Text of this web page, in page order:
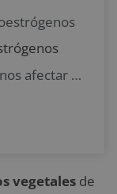
¿Pueden los fitoestrógenos afectar la fertilidad masculina?
vegetales de